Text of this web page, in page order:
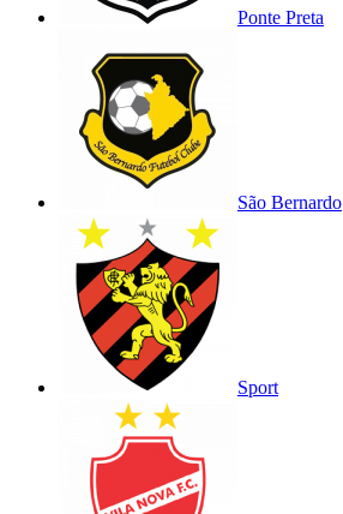
Ponte Preta
São Bernardo
Sport